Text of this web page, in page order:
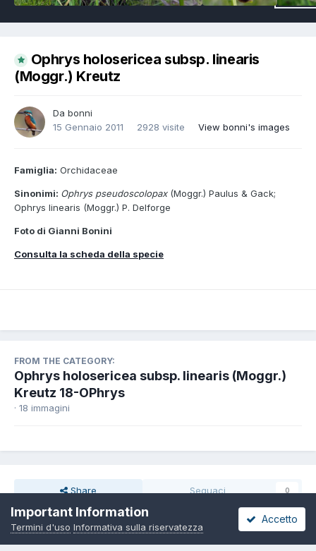
Ophrys holosericea subsp. linearis
(Moggr.) Kreutz
Da bonni
15 Gennaio 2011
2928 visite View bonni's images
Famiglia: Orchidaceae
Sinonimi: Ophrys pseudoscolopax (Moggr.) Paulus & Gack;
Ophrys linearis (Moggr.) P. Delforge
Foto di Gianni Bonini
Consulta la scheda della specie
FROM THE CATEGORY:
Ophrys holosericea subsp. linearis (Moggr.)
Kreutz 18-OPhrys
· 18 immagini
Share Seguaci 0
Important Information
Termini d'uso Informativa sulla riservatezza
Accetto